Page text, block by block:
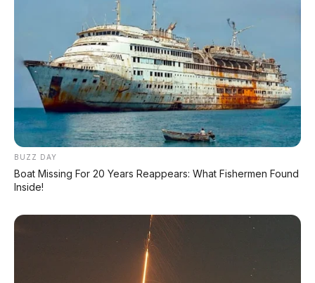
Chat Kami Sekarang
PALING BANYAKDIBACA
Chery Tiggo 5 Sport: SUV Kompak Sporty 156
HP dengan Chip Snapdragon 8155
Premium Rakitan Lokal Mulai Rp598 Juta
Purbaya "Ancam" Toyota di GIIAS: Pindah Pabrik
dari Thailand atau Kena Pajak!
BUZZ DAY
Boat Missing For 20 Years Reappears: What Fishermen Found
Inside!